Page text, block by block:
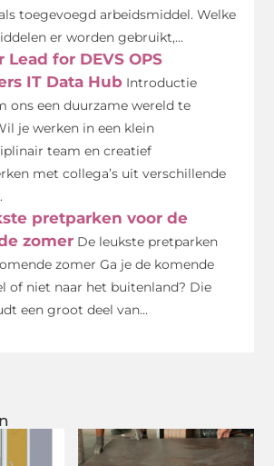
toegevoegd arbeidsmiddel. Welke
er worden gebruikt,...
Lead for DEVS OPS
IT Data Hub Introductie
ons een duurzame wereld te
je werken in een klein
team en creatief
met collega’s uit verschillende
pretparken voor de
zomer De leukste pretparken
zomer Ga je de komende
of niet naar het buitenland? Die
een groot deel van...